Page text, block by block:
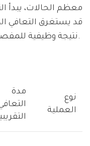
معظم الحالات، يبدأ
قد يستغرق التعافي
نتيجة وظيفية للمفصل أو العظم.
نوع
العملية
مدة